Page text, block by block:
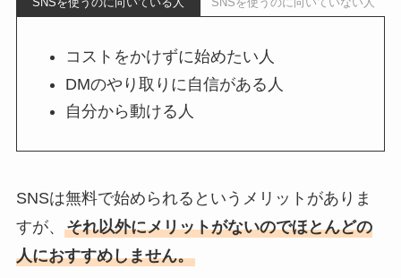
コストをかけずに始めたい人
DMのやり取りに自信がある人
自分から動ける人
SNSは無料で始められるというメリットがありま
すが、 それ以外にメリットがないのでほとんどの
人におすすめしません。